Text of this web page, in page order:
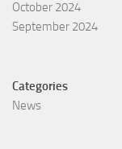
October 2024
September 2024
Categories
News